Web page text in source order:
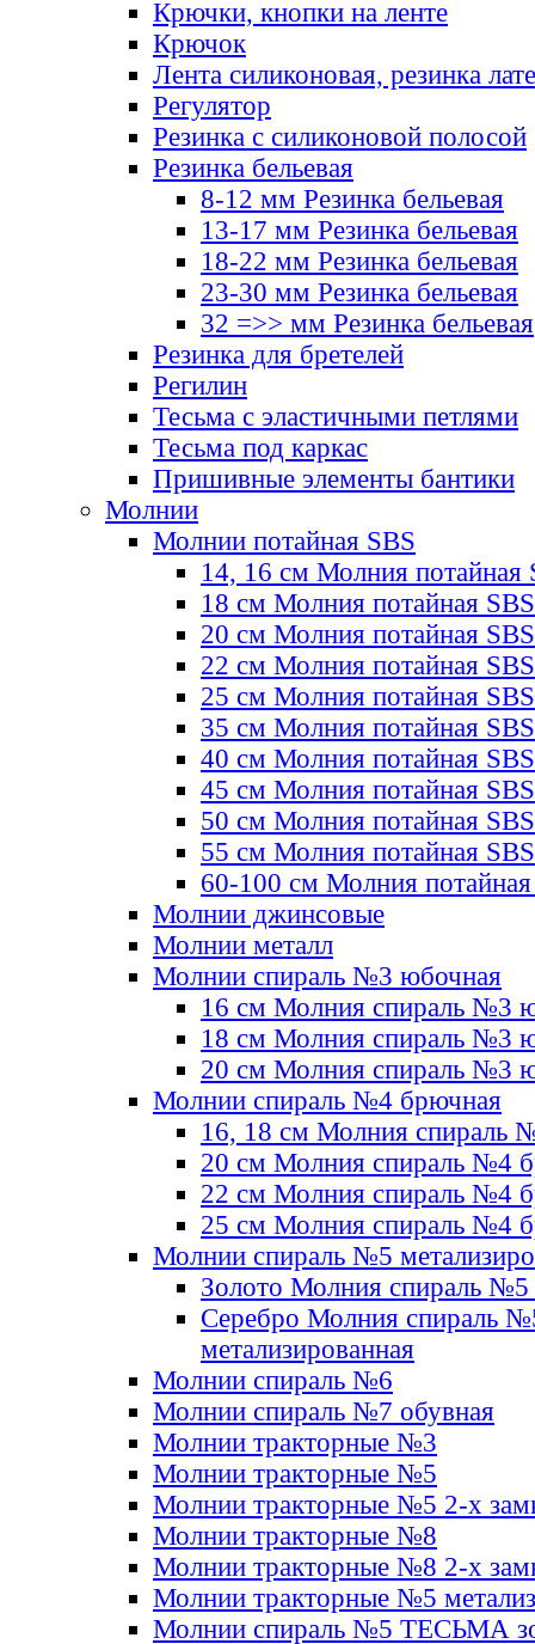
Крючки, кнопки на ленте
Крючок
Лента силиконовая, резинка
Регулятор
Резинка с силиконовой полосой
Резинка бельевая
8-12 мм Резинка бельевая
13-17 мм Резинка бельевая
18-22 мм Резинка бельевая
23-30 мм Резинка бельевая
32 =>> мм Резинка бельевая
Резинка для бретелей
Регилин
Тесьма с эластичными петлями
Тесьма под каркас
Пришивные элементы бантики
Молнии
Молнии потайная SBS
14, 16 см Молния потайная
18 см Молния потайная SBS
20 см Молния потайная SBS
22 см Молния потайная SBS
25 см Молния потайная SBS
35 см Молния потайная SBS
40 см Молния потайная SBS
45 см Молния потайная SBS
50 см Молния потайная SBS
55 см Молния потайная SBS
60-100 см Молния
Молнии джинсовые
Молнии металл
Молнии спираль №3 юбочная
16 см Молния спираль №3
18 см Молния спираль №3
20 см Молния спираль №3
Молнии спираль №4 брючная
16, 18 см Молния спираль
20 см Молния спираль №4
22 см Молния спираль №4
25 см Молния спираль №4
Молнии спираль №5
Золото Молния спираль №5
Серебро Молния спираль
метализированная
Молнии спираль №6
Молнии спираль №7 обувная
Молнии тракторные №3
Молнии тракторные №5
Молнии тракторные №5 2-х
Молнии тракторные №8
Молнии тракторные №8 2-х
Молнии тракторные №5
Молнии спираль №5 ТЕСЬМА